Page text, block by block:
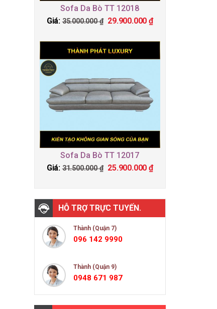
Sofa Da Bò TT 12018
Giá: 35.000.000₫ 29.900.000 ₫
Sofa Da Bò TT 12017
Giá: 31.500.000₫ 25.900.000 ₫
HỖ TRỢ TRỰC TUYẾN.
Thành (Quận 7)
096 142 9990
Thành (Quận 9)
0948 671 987